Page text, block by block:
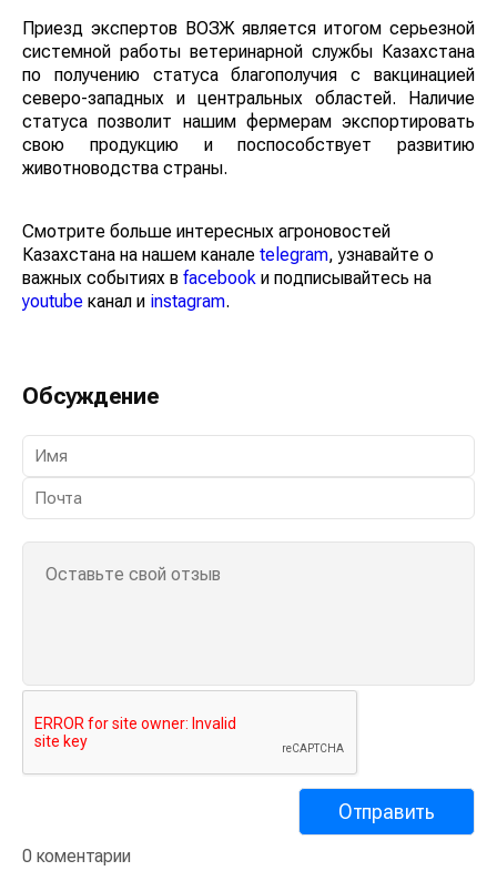
Приезд экспертов ВОЗЖ является итогом серьезной
системной работы ветеринарной службы Казахстана
по получению статуса благополучия с вакцинацией
северо-западных и центральных областей. Наличие
статуса позволит нашим фермерам экспортировать
свою продукцию и поспособствует развитию
животноводства страны.
Смотрите больше интересных агроновостей
Казахстана на нашем канале telegram, узнавайте о
важных событиях в facebook и подписывайтесь на
youtube канал и instagram.
Обсуждение
0 коментарии